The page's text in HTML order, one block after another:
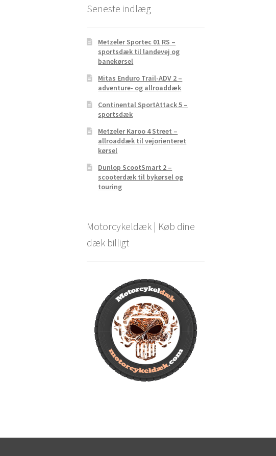
Seneste indlæg
Metzeler Sportec 01 RS –
sportsdæk til landevej og
banekørsel
Mitas Enduro Trail-ADV 2 –
adventure- og allroaddæk
Continental SportAttack 5 –
sportsdæk
Metzeler Karoo 4 Street –
allroaddæk til vejorienteret
kørsel
Dunlop ScootSmart 2 –
scooterdæk til bykørsel og
touring
Motorcykeldæk | Køb dine
dæk billigt